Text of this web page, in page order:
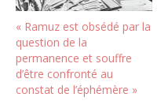
« Ramuz est obsédé par la
question de la
permanence et souffre
d’être confronté au
constat de l’éphémère »